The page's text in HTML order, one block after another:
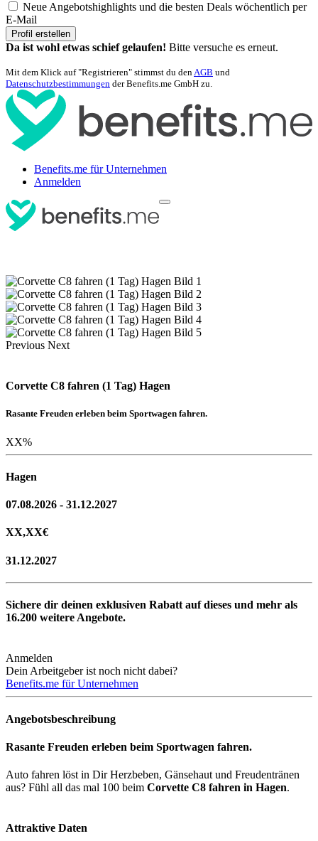
Neue Angebotshighlights und die besten Deals wöchentlich per
E-Mail
Profil erstellen
Da ist wohl etwas schief gelaufen! Bitte versuche es erneut.
Mit dem Klick auf "Registrieren" stimmst du denAGB und
Datenschutzbestimmungen der Benefits.me GmbH zu.
Benefits.me für Unternehmen
Anmelden
Previous Next
Corvette C8 fahren (1 Tag) Hagen
Rasante Freuden erleben beim Sportwagen fahren.
XX%
Hagen
07.08.2026 - 31.12.2027
XX,XX€
31.12.2027
Sichere dir deinen exklusiven Rabatt auf dieses und mehr als
16.200 weitere Angebote.
Anmelden
Dein Arbeitgeber ist noch nicht dabei?
Benefits.me für Unternehmen
Angebotsbeschreibung
Rasante Freuden erleben beim Sportwagen fahren.
Auto fahren löst in Dir Herzbeben, Gänsehaut und Freudentränen
aus? Fühl all das mal 100 beim Corvette C8 fahren in Hagen.
Attraktive Daten